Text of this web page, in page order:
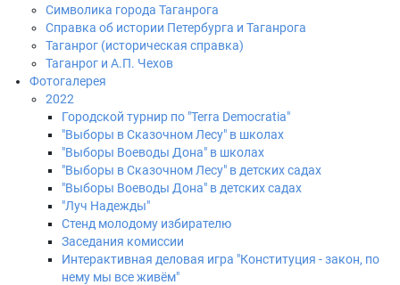
Символика города Таганрога
Справка об истории Петербурга и Таганрога
Таганрог (историческая справка)
Таганрог и А.П. Чехов
Фотогалерея
2022
Городской турнир по "Terra Democratia"
"Выборы в Сказочном Лесу" в школах
"Выборы Воеводы Дона" в школах
"Выборы в Сказочном Лесу" в детских садах
"Выборы Воеводы Дона" в детских садах
"Луч Надежды"
Стенд молодому избирателю
Заседания комиссии
Интерактивная деловая игра "Конституция - закон, по
нему мы все живём"